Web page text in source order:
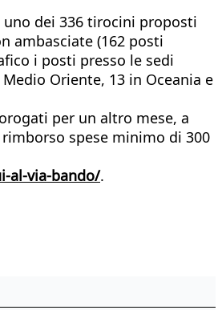
uno dei 336 tirocini proposti
ambasciate (162 posti
i posti presso le sedi
Oriente, 13 in Oceania e
per un altro mese, a
spese minimo di 300
al-via-bando/.